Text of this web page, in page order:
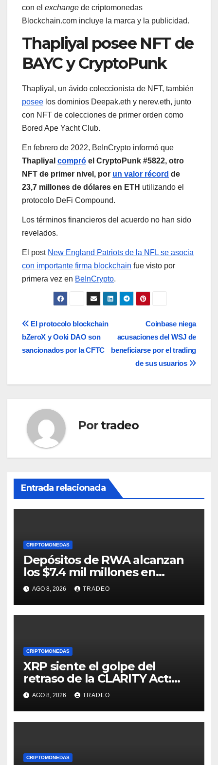
con el exchange de criptomonedas
Blockchain.com incluye la marca y la publicidad.
Thapliyal posee NFT de
BAYC y CryptoPunk
Thapliyal, un ávido coleccionista de NFT, también
posee los dominios Deepak.eth y nerev.eth, junto
con NFT de colecciones de primer orden como
Bored Ape Yacht Club.
En febrero de 2022, BeInCrypto informó que
Thapliyal compró el CryptoPunk #5822, otro
NFT de primer nivel, por un valor récord de
23,7 millones de dólares en ETH utilizando el
protocolo DeFi Compound.
Los términos financieros del acuerdo no han sido
revelados.
El post New England Patriots de la NFL se asocia
con importante firma blockchain fue visto por
primera vez en BeInCrypto.
Navegación
de
Coinbase niega
acusaciones del WSJ de
beneficiarse por el trading
de sus usuarios
El protocolo blockchain
bZeroX y Ooki DAO son
sancionados por la CFTC
Por tradeo
Entrada relacionada
CRIPTOMONEDAS
Depósitos de RWA alcanzan
los $7.4 mil millones en
medio de la caída de DeFi
AGO 8, 2026 TRADEO
CRIPTOMONEDAS
XRP siente el golpe del
retraso de la CLARITY Act:
¿Podrá mantenerse por
encima de $1?
AGO 8, 2026 TRADEO
CRIPTOMONEDAS